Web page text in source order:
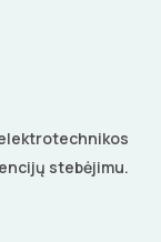
stebėjimu.